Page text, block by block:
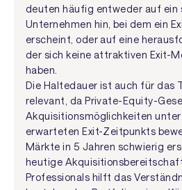
deuten häufig entweder auf ein
Unternehmen hin, bei dem ein
erscheint, oder auf eine
der sich keine attraktiven Exit-
haben.
Die Haltedauer ist auch für das
relevant, da Private-Equity-
Akquisitionsmöglichkeiten
erwarteten Exit-Zeitpunkts
Märkte in 5 Jahren schwierig
heutige Akquisitionsbereitschaft
Professionals hilft das